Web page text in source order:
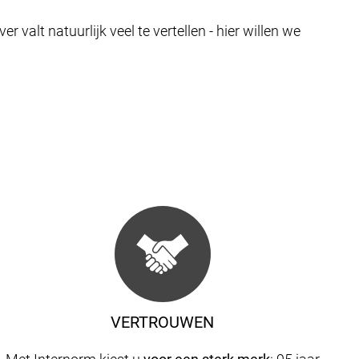
valt natuurlijk veel te vertellen - hier willen we
VERTROUWEN